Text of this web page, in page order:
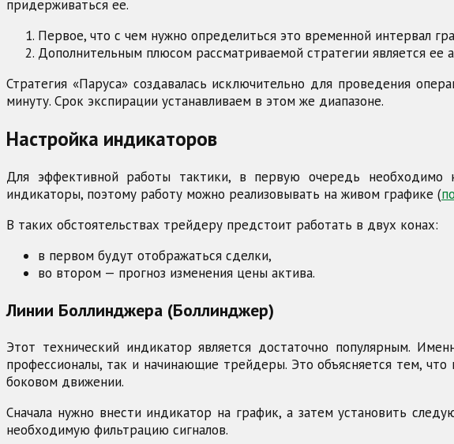
придерживаться ее.
Первое, что с чем нужно определиться это временной интервал
Дополнительным плюсом рассматриваемой стратегии является ее
Стратегия «Паруса» создавалась исключительно для проведения
минуту. Срок экспирации устанавливаем в этом же диапазоне.
Настройка индикаторов
Для эффективной работы тактики, в первую очередь необходимо
индикаторы, поэтому работу можно реализовывать на живом графике (
В таких обстоятельствах трейдеру предстоит работать в двух конах:
в первом будут отображаться сделки,
во втором — прогноз изменения цены актива.
Линии Боллинджера (Боллинджер)
Этот технический индикатор является достаточно популярным.
профессионалы, так и начинающие трейдеры. Это объясняется тем,
боковом движении.
Сначала нужно внести индикатор на график, а затем установить
необходимую фильтрацию сигналов.